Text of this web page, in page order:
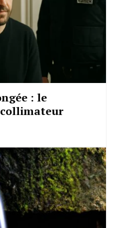
: le